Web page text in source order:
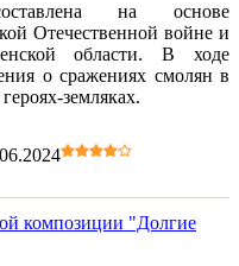
на основе
Отечественной войне и
области. В ходе
о сражениях смолян в
земляках.
композиции "Долгие